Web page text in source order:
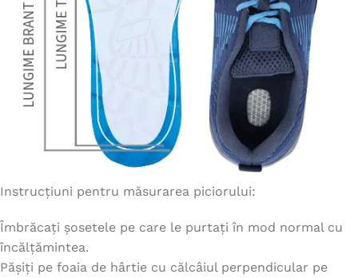
Instrucțiuni pentru măsurarea piciorului:
Îmbrăcați șosetele pe care le purtați în mod normal cu
încălțămintea.
Pășiți pe foaia de hârtie cu călcâiul perpendicular pe